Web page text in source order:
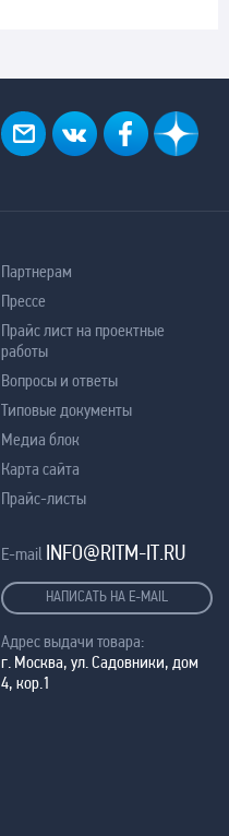
Партнерам
Прессе
Прайс лист на проектные
работы
Вопросы и ответы
Типовые документы
Медиа блок
Карта сайта
Прайс-листы
E-mail INFO@RITM-IT.RU
НАПИСАТЬ НА E-MAIL
Адрес выдачи товара:
г. Москва, ул. Садовники, дом
4, кор.1